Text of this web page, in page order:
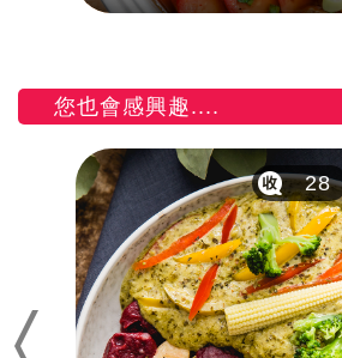
您也會感興趣....
Previous
28